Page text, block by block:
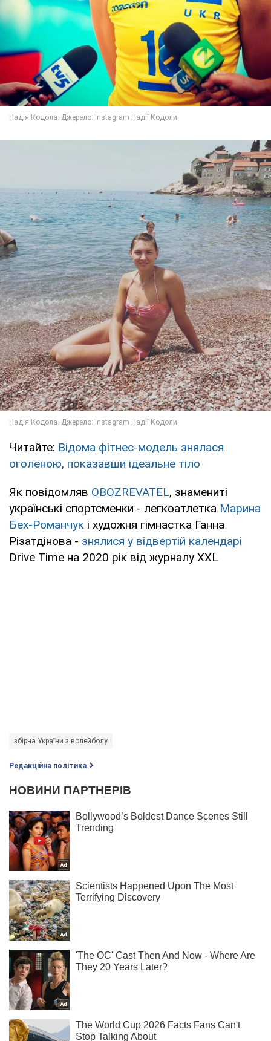
Читайте: Відома фітнес-модель знялася
оголеною, показавши ідеальне тіло
Як повідомляв OBOZREVATEL, знамениті
українські спортсменки - легкоатлетка Марина
Бех-Романчук і художня гімнастка Ганна
Різатдінова - знялися у відвертій календарі
Drive Time на 2020 рік від журналу XXL
збірна України з волейболу
Редакційна політика